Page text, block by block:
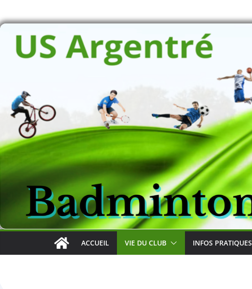
ACCUEIL VIE DU CLUB INFOS PRATIQUES